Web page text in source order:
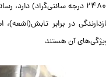
(۲۴۸۰ درجه سانتی‌گراد)
در برابر
آن هستند